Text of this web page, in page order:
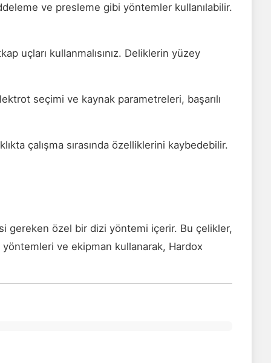
ve presleme gibi yöntemler kullanılabilir.
uçları kullanmalısınız. Deliklerin yüzey
seçimi ve kaynak parametreleri, başarılı
çalışma sırasında özelliklerini kaybedebilir.
gereken özel bir dizi yöntemi içerir. Bu çelikler,
yöntemleri ve ekipman kullanarak, Hardox